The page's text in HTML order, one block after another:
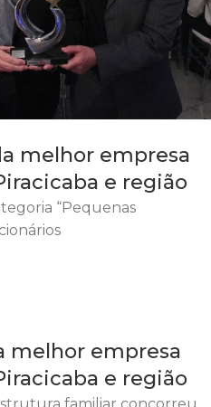
melhor empresa
e região
“Pequenas
melhor empresa
e região
familiar concorreu